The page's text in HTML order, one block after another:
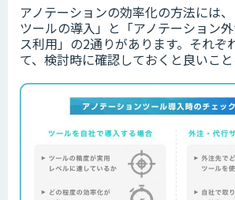
アノテーションの効率化の方法には
ツールの導入」と「アノテーション
ス利用」の2通りがあります。 それぞ
て、検討時に確認しておくと良いこと